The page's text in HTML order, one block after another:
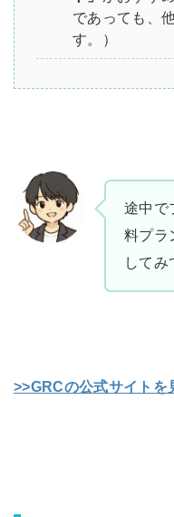
であっても、
す。）
途中で
料プラ
してみ
>>GRCの公式サイトを